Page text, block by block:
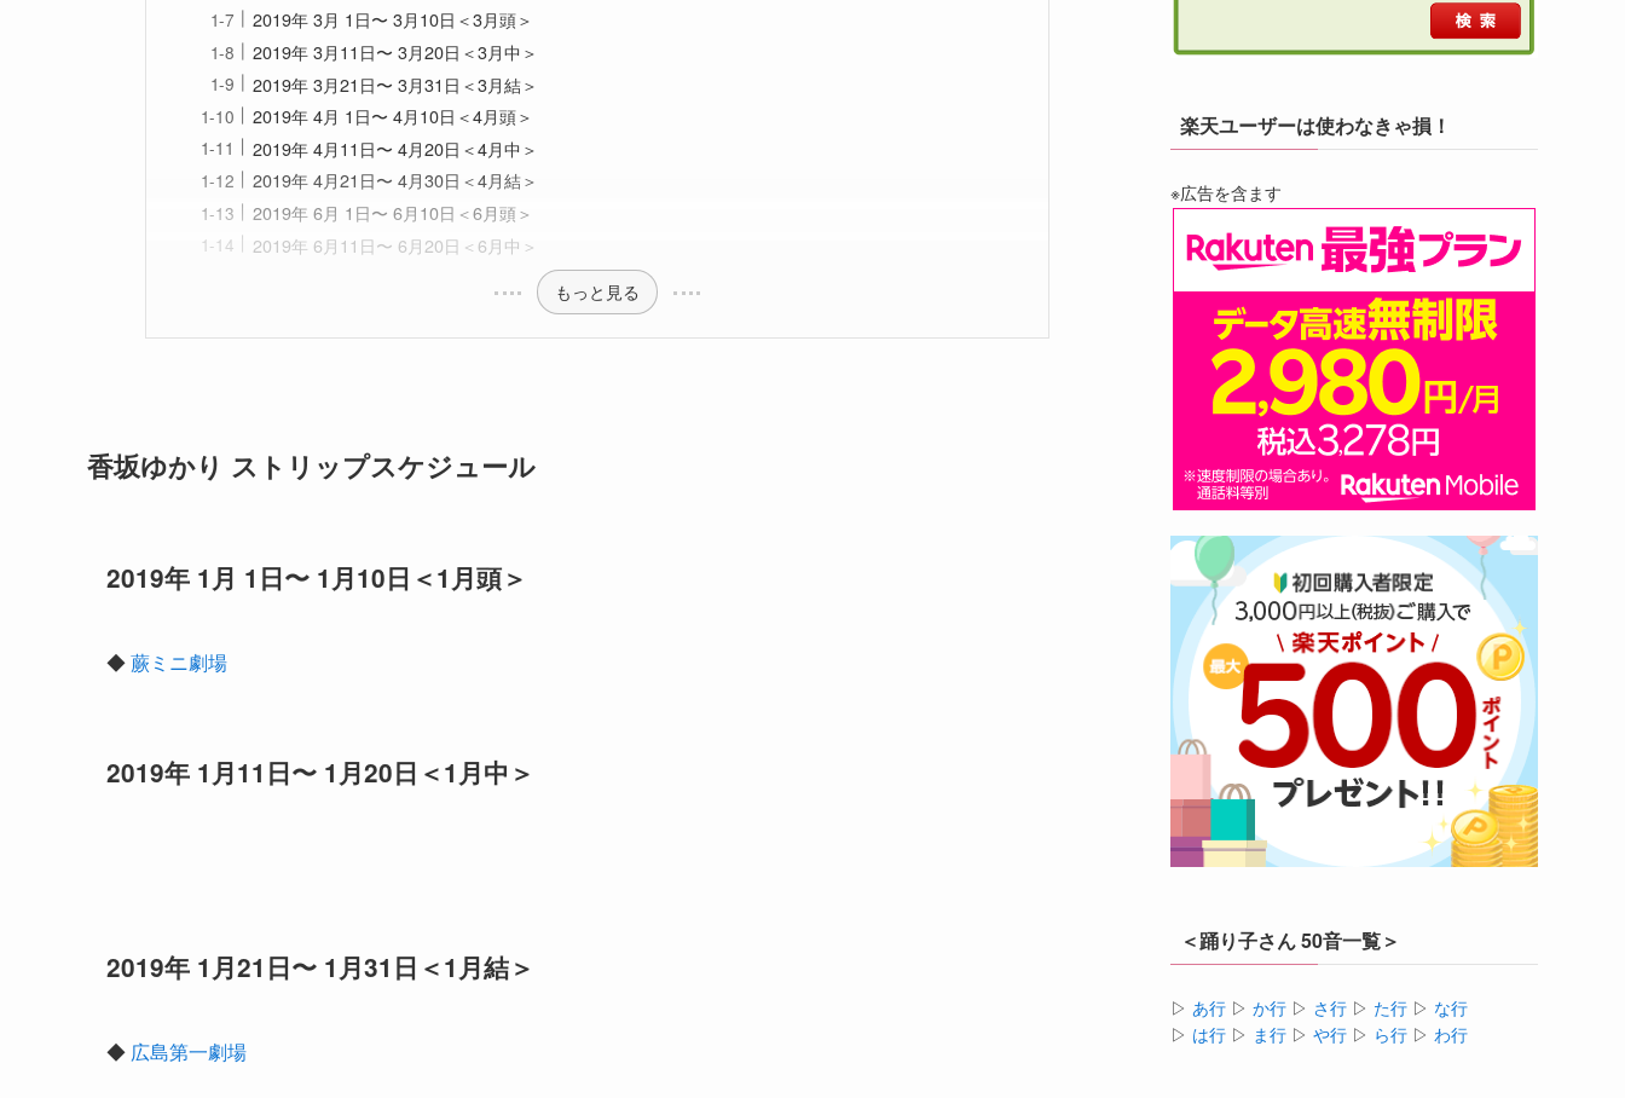
2019年 3月 1日〜 3月10日＜3月頭＞
2019年 3月11日〜 3月20日＜3月中＞
2019年 3月21日〜 3月31日＜3月結＞
2019年 4月 1日〜 4月10日＜4月頭＞
2019年 4月11日〜 4月20日＜4月中＞
2019年 4月21日〜 4月30日＜4月結＞
2019年 6月 1日〜 6月10日＜6月頭＞
2019年 6月11日〜 6月20日＜6月中＞
もっと見る
香坂ゆかり ストリップスケジュール
2019年 1月 1日〜 1月10日＜1月頭＞
◆蕨ミニ劇場
2019年 1月11日〜 1月20日＜1月中＞
2019年 1月21日〜 1月31日＜1月結＞
◆ 広島第一劇場
楽天ユーザーは使わなきゃ損！
※広告を含ます
＜踊り子さん 50音一覧＞
▷ あ行 ▷ か行 ▷ さ行 ▷ た行 ▷ な行
▷ は行 ▷ ま行 ▷ や行 ▷ ら行 ▷ わ行